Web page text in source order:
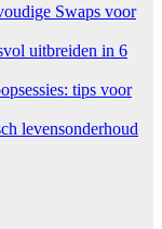
Swaps voor
uitbreiden in 6
tips voor
levensonderhoud